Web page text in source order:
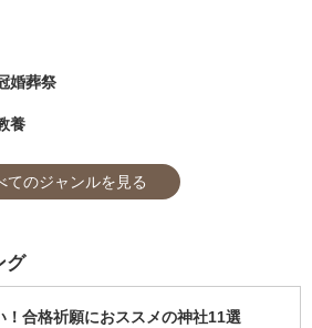
婚葬祭
養
てのジャンルを見る
グ
！合格祈願におススメの神社11選